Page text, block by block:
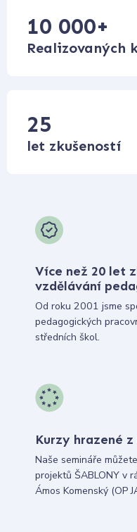
10 000+
Realizovaných
25
let zkušeností
Více než 20 let
vzdělávání
Od roku 2001 jsme
pedagogických
středních škol.
Kurzy hrazené
Naše semináře
projektů ŠABLONY v
Ámos Komenský (OP